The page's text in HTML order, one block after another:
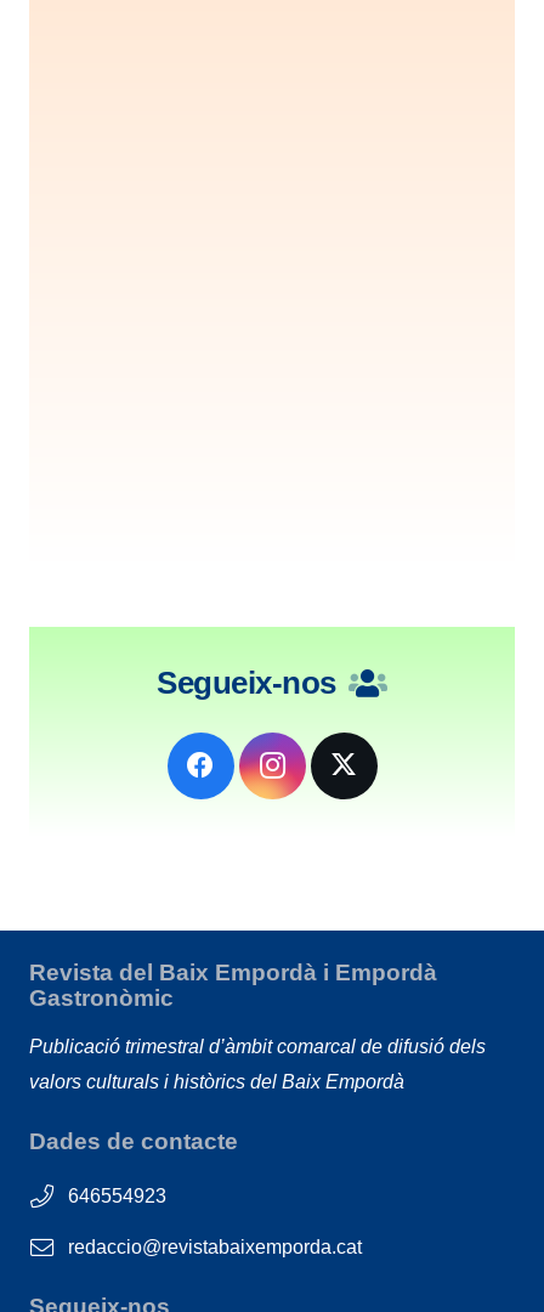
Segueix-nos
Revista del Baix Empordà i Empordà
Gastronòmic
Publicació trimestral d’àmbit comarcal de difusió dels
valors culturals i històrics del Baix Empordà
Dades de contacte
646554923
redaccio@revistabaixemporda.cat
Segueix-nos